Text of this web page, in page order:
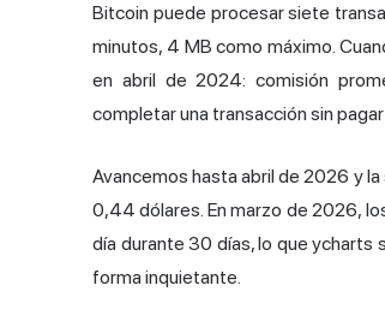
Bitcoin puede procesar siete
minutos, 4 MB como máximo.
en abril de 2024: comisión
completar una transacción sin
Avancemos hasta abril de 2026 y
0,44 dólares. En marzo de 2026,
día durante 30 días, lo que ycharts
forma inquietante.